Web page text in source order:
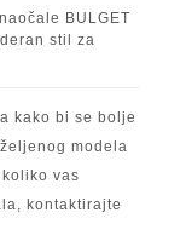
BULGET
stil za
kako bi se bolje
modela
vas
kontaktirajte